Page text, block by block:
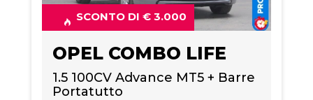
SCONTO DI € 3.000
OPEL COMBO LIFE
1.5 100CV Advance MT5 + Barre
Portatutto